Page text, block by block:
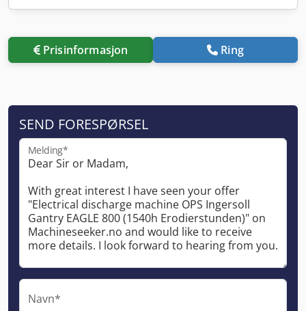
Prisinformasjon Ring
SEND FORESPØRSEL
Melding*
Navn*